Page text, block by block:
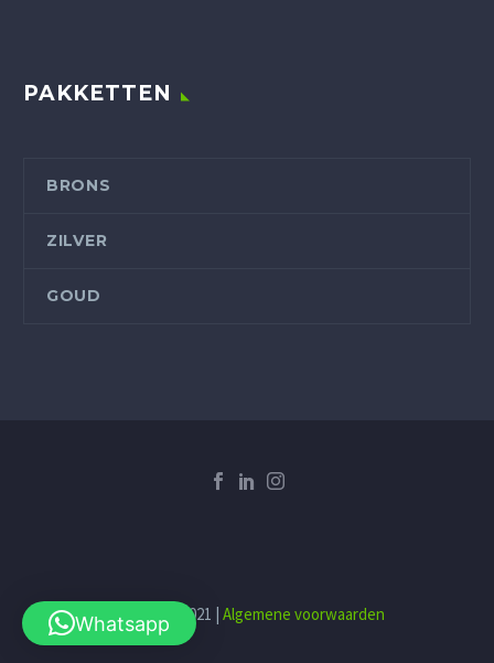
PAKKETTEN
BRONS
ZILVER
GOUD
Copyright 2021 | Algemene voorwaarden
Whatsapp